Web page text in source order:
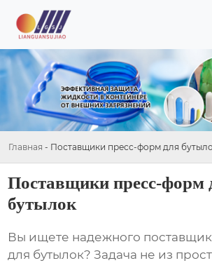
Главная - Поставщики пресс-форм для
Поставщики пресс-форм
бутылок
Вы ищете надежного
для бутылок? Задача не из